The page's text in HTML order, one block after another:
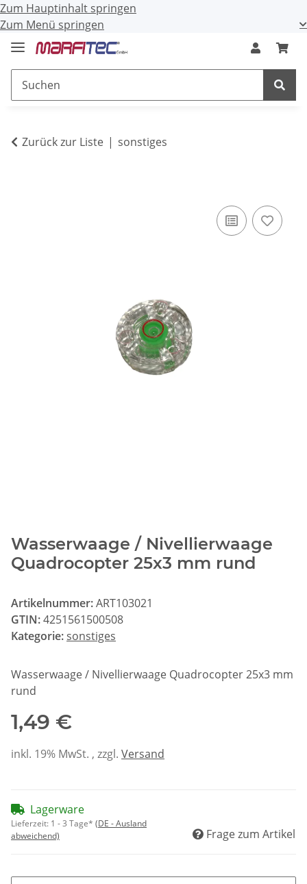
Zum Hauptinhalt springen
Zum Menü springen
Zurück zur Liste sonstiges
Wasserwaage / Nivellierwaage
Quadrocopter 25x3 mm rund
Artikelnummer:ART103021
GTIN:4251561500508
Kategorie: sonstiges
Wasserwaage / Nivellierwaage Quadrocopter 25x3 mm
rund
1,49 €
inkl. 19% MwSt. , zzgl. Versand
Lagerware
Lieferzeit: 1 - 3 Tage* (DE - Ausland
abweichend)
Frage zum Artikel